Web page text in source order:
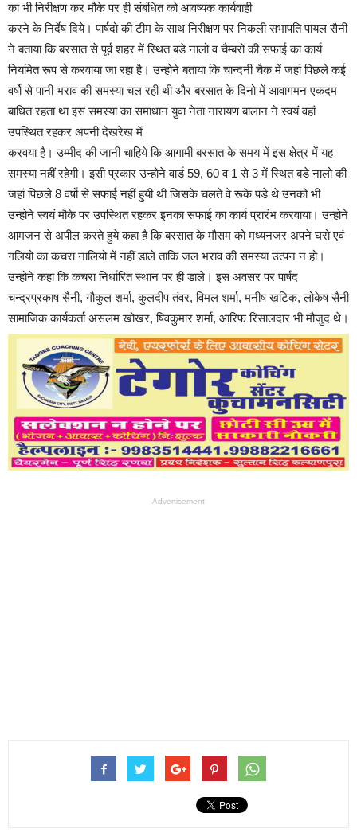
का भी निरीक्षण कर मौके पर ही संबंधित को आवष्यक कार्यवाही
करने के निर्देष दिये। पार्षदो की टीम के साथ निरीक्षण पर निकली सभापति पायल सैनी
ने बताया कि बरसात से पूर्व शहर में स्थित बडे नालो व चैम्बरो की सफाई का कार्य
नियमित रूप से करवाया जा रहा है। उन्होने बताया कि चान्दनी चैक में जहां पिछले कई
वर्षो से पानी भराव की समस्या चल रही थी और बरसात के दिनो में आवागमन एकदम
बाधित रहता था इस समस्या का समाधान युवा नेता नारायण बालान ने स्वयं वहां
उपस्थित रहकर अपनी देखरेख में
करवया है। उम्मीद की जानी चाहिये कि आगामी बरसात के समय में इस क्षेत्र में यह
समस्या नहीं रहेगी। इसी प्रकार उन्होने वार्ड 59, 60 व 1 से 3 में स्थित बडे नालो की
जहां पिछले 8 वर्षो से सफाई नहीं हुयी थी जिसके चलते वे रूके पडे थे उनको भी
उन्होने स्वयं मौके पर उपस्थित रहकर इनका सफाई का कार्य प्रारंभ करवाया। उन्होने
आमजन से अपील करते हुये कहा है कि बरसात के मौसम को मध्यनजर अपने घरो एवं
गलियो का कचरा नालियो में नहीं डाले ताकि जल भराव की समस्या उत्पन न हो।
उन्होने कहा कि कचरा निर्धारित स्थान पर ही डाले। इस अवसर पर पार्षद
चन्द्रप्रकाष सैनी, गौकुल शर्मा, कुलदीप तंवर, विमल शर्मा, मनीष खटिक, लोकेष सैनी
सामाजिक कार्यकर्ता असलम खोखर, षिवकुमार शर्मा, आरिफ रिसालदार भी मौजुद थे।
Advertisement